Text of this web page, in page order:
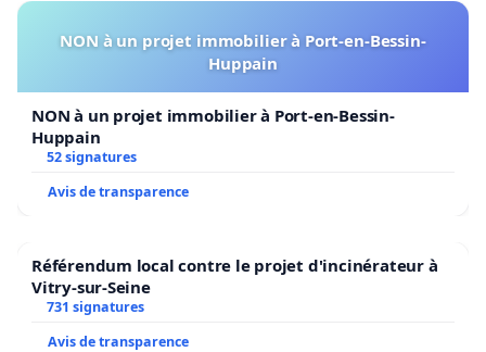
NON à un projet immobilier à Port-en-Bessin-
Huppain
NON à un projet immobilier à Port-en-Bessin-
Huppain
52 signatures
Avis de transparence
Référendum local contre le projet d'incinérateur à
Vitry-sur-Seine
731 signatures
Avis de transparence